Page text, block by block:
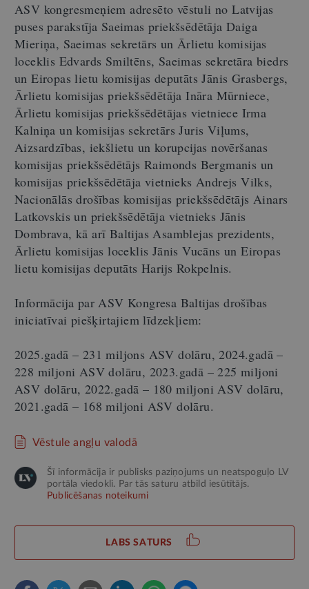
ASV kongresmeņiem adresēto vēstuli no Latvijas
puses parakstīja Saeimas priekšsēdētāja Daiga
Mieriņa, Saeimas sekretārs un Ārlietu komisijas
loceklis Edvards Smiltēns, Saeimas sekretāra biedrs
un Eiropas lietu komisijas deputāts Jānis Grasbergs,
Ārlietu komisijas priekšsēdētāja Ināra Mūrniece,
Ārlietu komisijas priekšsēdētājas vietniece Irma
Kalniņa un komisijas sekretārs Juris Viļums,
Aizsardzības, iekšlietu un korupcijas novēršanas
komisijas priekšsēdētājs Raimonds Bergmanis un
komisijas priekšsēdētāja vietnieks Andrejs Vilks,
Nacionālās drošības komisijas priekšsēdētājs Ainars
Latkovskis un priekšsēdētāja vietnieks Jānis
Dombrava, kā arī Baltijas Asamblejas prezidents,
Ārlietu komisijas loceklis Jānis Vucāns un Eiropas
lietu komisijas deputāts Harijs Rokpelnis.
Informācija par ASV Kongresa Baltijas drošības
iniciatīvai piešķirtajiem līdzekļiem:
2025.gadā – 231 miljons ASV dolāru, 2024.gadā –
228 miljoni ASV dolāru, 2023.gadā – 225 miljoni
ASV dolāru, 2022.gadā – 180 miljoni ASV dolāru,
2021.gadā – 168 miljoni ASV dolāru.
Vēstule angļu valodā
Šī informācija ir publisks paziņojums un neatspoguļo LV
portāla viedokli. Par tās saturu atbild iesūtītājs.
Publicēšanas noteikumi
LABS SATURS